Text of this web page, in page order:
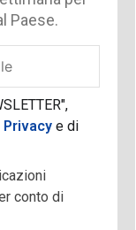
Paese.
e di
conto di